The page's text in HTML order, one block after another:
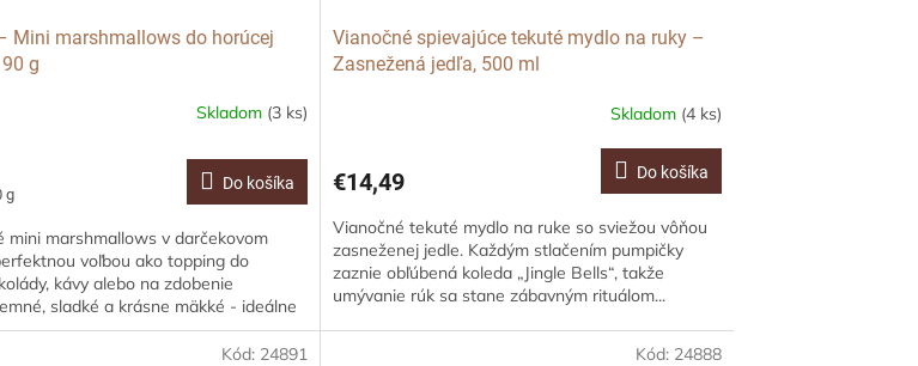
Mini marshmallows do horúcej
g
Skladom (3 ks)
g
Do košíka
mini marshmallows v darčekovom
voľbou ako topping do
kávy alebo na zdobenie
sladké a krásne mäkké - ideálne
Vianočné spievajúce tekuté mydlo na ruky –
Zasnežená jedľa, 500 ml
Skladom (4 ks)
€14,49 Do košíka
Vianočné tekuté mydlo na ruke so sviežou vôňou
zasneženej jedle. Každým stlačením pumpičky
zaznie obľúbená koleda „Jingle Bells“, takže
umývanie rúk sa stane zábavným rituálom...
Kód: 24891 Kód: 24888